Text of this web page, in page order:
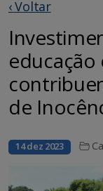
‹ Voltar
de
14 dez 2023